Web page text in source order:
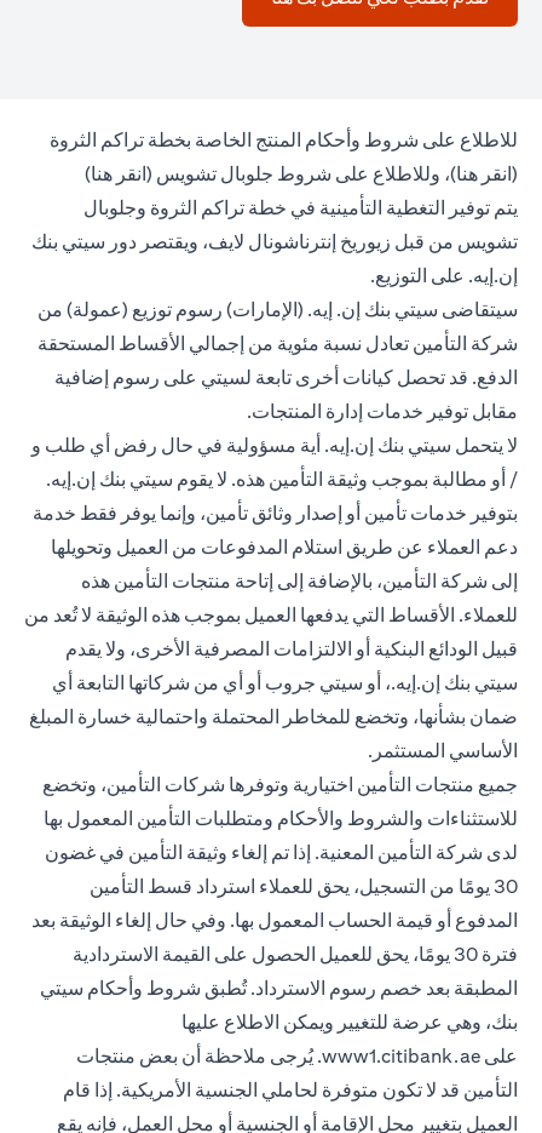
للاطلاع على شروط وأحكام المنتج الخاصة بخطة تراكم الثروة
(انقر هنا(opens in a new tab))، وللاطلاع على شروط جلوبال تشويس (انقر هنا(opens in a new tab)
)
يتم توفير التغطية التأمينية في خطة تراكم الثروة وجلوبال
تشويس من قبل زيوريخ إنترناشونال لايف، ويقتصر دور سيتي بنك
إن.إيه. على التوزيع.
سيتقاضى سيتي بنك إن. إيه. (الإمارات) رسوم توزيع (عمولة) من
شركة التأمين تعادل نسبة مئوية من إجمالي الأقساط المستحقة
الدفع. قد تحصل كيانات أخرى تابعة لسيتي على رسوم إضافية
مقابل توفير خدمات إدارة المنتجات.
لا يتحمل سيتي بنك إن.إيه. أية مسؤولية في حال رفض أي طلب و
/ أو مطالبة بموجب وثيقة التأمين هذه. لا يقوم سيتي بنك إن.إيه.
بتوفير خدمات تأمين أو إصدار وثائق تأمين، وإنما يوفر فقط خدمة
دعم العملاء عن طريق استلام المدفوعات من العميل وتحويلها
إلى شركة التأمين، بالإضافة إلى إتاحة منتجات التأمين هذه
للعملاء. الأقساط التي يدفعها العميل بموجب هذه الوثيقة لا تُعد من
قبيل الودائع البنكية أو الالتزامات المصرفية الأخرى، ولا يقدم
سيتي بنك إن.إيه.، أو سيتي جروب أو أي من شركاتها التابعة أي
ضمان بشأنها، وتخضع للمخاطر المحتملة واحتمالية خسارة المبلغ
الأساسي المستثمر.
جميع منتجات التأمين اختيارية وتوفرها شركات التأمين، وتخضع
للاستثناءات والشروط والأحكام ومتطلبات التأمين المعمول بها
لدى شركة التأمين المعنية. إذا تم إلغاء وثيقة التأمين في غضون
30 يومًا من التسجيل، يحق للعملاء استرداد قسط التأمين
المدفوع أو قيمة الحساب المعمول بها. وفي حال إلغاء الوثيقة بعد
فترة 30 يومًا، يحق للعميل الحصول على القيمة الاستردادية
المطبقة بعد خصم رسوم الاسترداد. تُطبق شروط وأحكام سيتي
بنك، وهي عرضة للتغيير ويمكن الاطلاع عليها
على www1.citibank.ae
(opens in a new tab). يُرجى ملاحظة أن بعض منتجات
التأمين قد لا تكون متوفرة لحاملي الجنسية الأمريكية. إذا قام
العميل بتغيير محل الإقامة أو الجنسية أو محل العمل، فإنه يقع